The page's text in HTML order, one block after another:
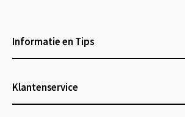
Informatie en Tips
Klantenservice